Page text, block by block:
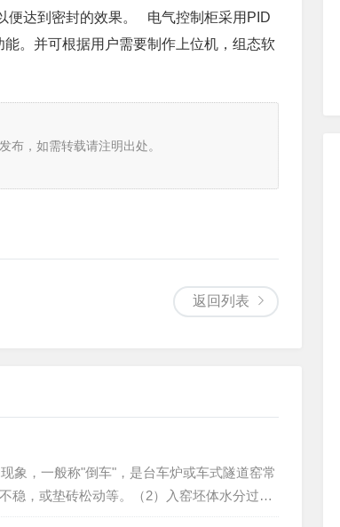
便达到密封的效果。 电气控制柜采用PID
。并可根据用户需要制作上位机，组态软
发布，如需转载请注明出处。
返回列表
象，一般称"倒车"，是台车炉或车式隧道窑常
稳，或垫砖松动等。（2）入窑坯体水分过
碎...